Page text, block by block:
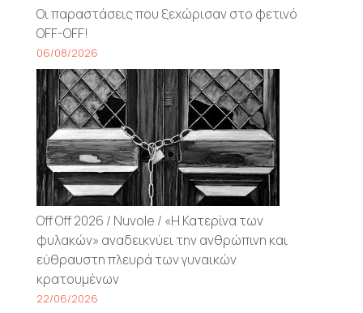
Οι παραστάσεις που ξεχώρισαν στο φετινό
OFF-OFF!
06/08/2026
Off Off 2026 / Nuvole / «Η Κατερίνα των
φυλακών» αναδεικνύει την ανθρώπινη και
εύθραυστη πλευρά των γυναικών
κρατουμένων
22/06/2026